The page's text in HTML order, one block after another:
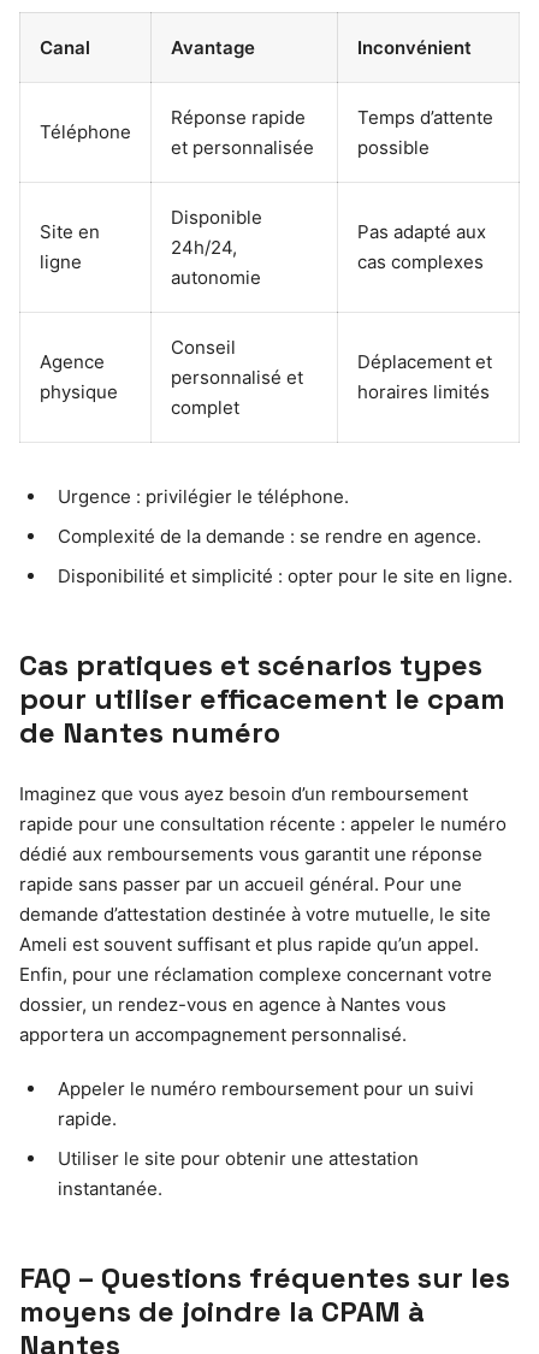
Canal Avantage Inconvénient
Téléphone
Réponse rapide
et personnalisée
Temps d’attente
possible
Site en
ligne
Disponible
24h/24,
autonomie
Pas adapté aux
cas complexes
Agence
physique
Conseil
personnalisé et
complet
Déplacement et
horaires limités
Urgence : privilégier le téléphone.
Complexité de la demande : se rendre en agence.
Disponibilité et simplicité : opter pour le site en ligne.
Cas pratiques et scénarios types
pour utiliser efficacement le cpam
de Nantes numéro
Imaginez que vous ayez besoin d’un remboursement
rapide pour une consultation récente : appeler le numéro
dédié aux remboursements vous garantit une réponse
rapide sans passer par un accueil général. Pour une
demande d’attestation destinée à votre mutuelle, le site
Ameli est souvent suffisant et plus rapide qu’un appel.
Enfin, pour une réclamation complexe concernant votre
dossier, un rendez-vous en agence à Nantes vous
apportera un accompagnement personnalisé.
Appeler le numéro remboursement pour un suivi
rapide.
Utiliser le site pour obtenir une attestation
instantanée.
FAQ – Questions fréquentes sur les
moyens de joindre la CPAM à
Nantes